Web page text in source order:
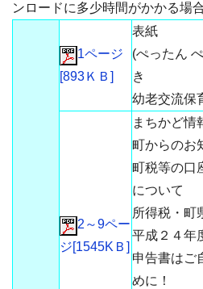
ンロードに多少時間がかかる場
1ページ
[893ＫＢ]
表紙
(ぺったん
き
幼老交流
2～9ペー
ジ[1545KＢ]
まちかど情
町からのお
町税等の口
について
所得税・町
平成２４年
申告書はご
めに！